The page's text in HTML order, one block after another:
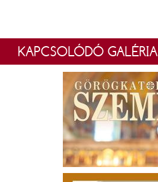
KAPCSOLÓDÓ GALÉRIA